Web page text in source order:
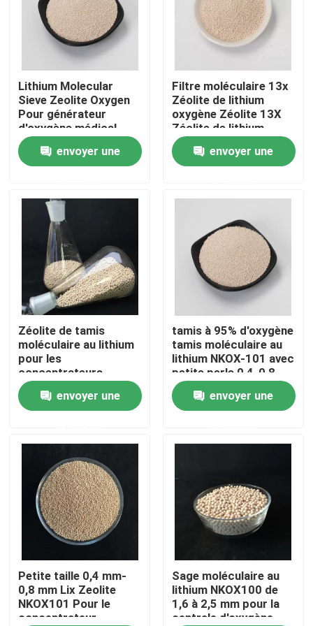
À la maison
Produits
Vidéos
À propos de nous
Visite de l'usine
Contrôle de la qualité
Nous contacter
Demandez un devis
Filtre moléculaire PSA
Zéolite à tamis moléculaire
Lithium Molecular
Sieve Zeolite Oxygen
Pour générateur
d'oxygène médical
envoyer une
Filtre moléculaire 13x
Zéolite de lithium
oxygène Zéolite 13X
Zéolite de lithium
oxygène
envoyer une
Zéolite de tamis
moléculaire au lithium
pour les
concentrateurs
d'oxygène médicaux
envoyer une
tamis à 95% d'oxygène
tamis moléculaire au
lithium NKOX-101 avec
petite perle 0,4-0,8
mm
envoyer une
Petite taille 0,4 mm-
0,8 mm Lix Zeolite
NKOX101 Pour le
concentrateur
Sage moléculaire au
lithium NKOX100 de
1,6 à 2,5 mm pour la
centrale d'oxygène